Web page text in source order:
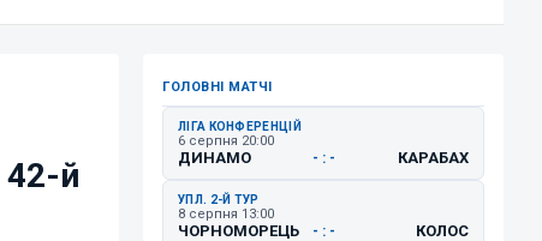
42-й
ГОЛОВНІ МАТЧІ
ЛІГА КОНФЕРЕНЦІЙ
6 серпня 20:00
ДИНАМО - : - КАРАБАХ
УПЛ. 2-Й ТУР
8 серпня 13:00
ЧОРНОМОРЕЦЬ - : - КОЛОС